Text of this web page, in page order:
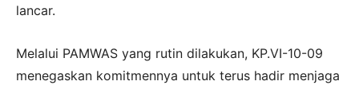
lancar.
Melalui PAMWAS yang rutin dilakukan, KP.VI-10-09
menegaskan komitmennya untuk terus hadir menjaga